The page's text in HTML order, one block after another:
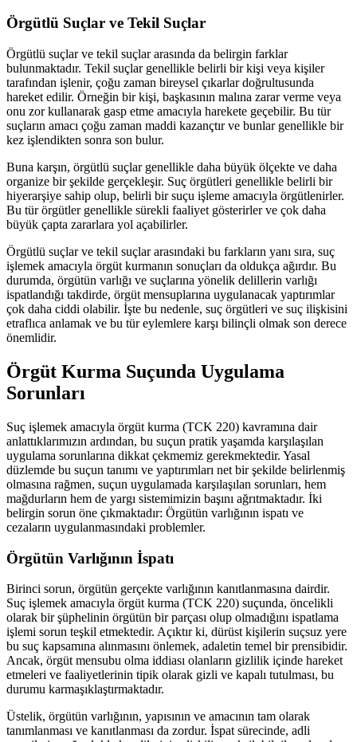
Örgütlü Suçlar ve Tekil Suçlar
Örgütlü suçlar ve tekil suçlar arasında da belirgin farklar
bulunmaktadır. Tekil suçlar genellikle belirli bir kişi veya kişiler
tarafından işlenir, çoğu zaman bireysel çıkarlar doğrultusunda
hareket edilir. Örneğin bir kişi, başkasının malına zarar verme veya
onu zor kullanarak gasp etme amacıyla harekete geçebilir. Bu tür
suçların amacı çoğu zaman maddi kazançtır ve bunlar genellikle bir
kez işlendikten sonra son bulur.
Buna karşın, örgütlü suçlar genellikle daha büyük ölçekte ve daha
organize bir şekilde gerçekleşir. Suç örgütleri genellikle belirli bir
hiyerarşiye sahip olup, belirli bir suçu işleme amacıyla örgütlenirler.
Bu tür örgütler genellikle sürekli faaliyet gösterirler ve çok daha
büyük çapta zararlara yol açabilirler.
Örgütlü suçlar ve tekil suçlar arasındaki bu farkların yanı sıra, suç
işlemek amacıyla örgüt kurmanın sonuçları da oldukça ağırdır. Bu
durumda, örgütün varlığı ve suçlarına yönelik delillerin varlığı
ispatlandığı takdirde, örgüt mensuplarına uygulanacak yaptırımlar
çok daha ciddi olabilir. İşte bu nedenle, suç örgütleri ve suç ilişkisini
etraflıca anlamak ve bu tür eylemlere karşı bilinçli olmak son derece
önemlidir.
Örgüt Kurma Suçunda Uygulama
Sorunları
Suç işlemek amacıyla örgüt kurma (TCK 220) kavramına dair
anlattıklarımızın ardından, bu suçun pratik yaşamda karşılaşılan
uygulama sorunlarına dikkat çekmemiz gerekmektedir. Yasal
düzlemde bu suçun tanımı ve yaptırımları net bir şekilde belirlenmiş
olmasına rağmen, suçun uygulamada karşılaşılan sorunları, hem
mağdurların hem de yargı sistemimizin başını ağrıtmaktadır. İki
belirgin sorun öne çıkmaktadır: Örgütün varlığının ispatı ve
cezaların uygulanmasındaki problemler.
Örgütün Varlığının İspatı
Birinci sorun, örgütün gerçekte varlığının kanıtlanmasına dairdir.
Suç işlemek amacıyla örgüt kurma (TCK 220) suçunda, öncelikli
olarak bir şüphelinin örgütün bir parçası olup olmadığını ispatlama
işlemi sorun teşkil etmektedir. Açıktır ki, dürüst kişilerin suçsuz yere
bu suç kapsamına alınmasını önlemek, adaletin temel bir prensibidir.
Ancak, örgüt mensubu olma iddiası olanların gizlilik içinde hareket
etmeleri ve faaliyetlerinin tipik olarak gizli ve kapalı tutulması, bu
durumu karmaşıklaştırmaktadır.
Üstelik, örgütün varlığının, yapısının ve amacının tam olarak
tanımlanması ve kanıtlanması da zordur. İspat sürecinde, adli